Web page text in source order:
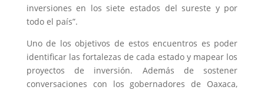
inversiones en los siete estados del sureste y por
todo el país”.
Uno de los objetivos de estos encuentros es poder
identificar las fortalezas de cada estado y mapear los
proyectos de inversión. Además de sostener
conversaciones con los gobernadores de Oaxaca,